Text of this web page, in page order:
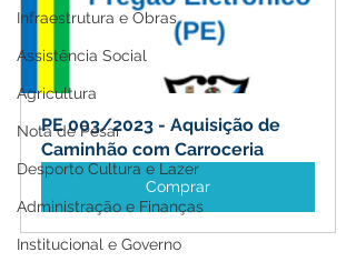
Infraestrutura e Obras
Assistência Social
Agricultura
Nota de Pesar
Desporto Cultura e Lazer
Administração e Finanças
Institucional e Governo
PE 003/2023 - Aquisição de
Caminhão com Carroceria
Comprar